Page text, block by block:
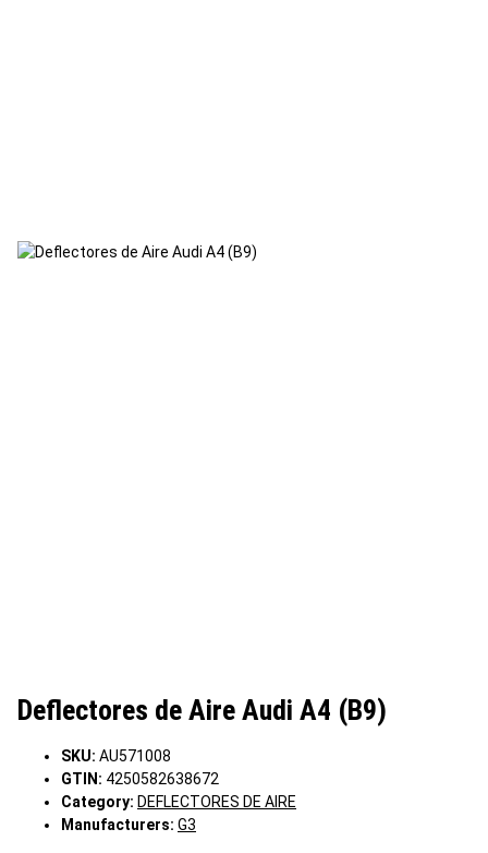
Deflectores de Aire Audi A4 (B9)
SKU: AU571008
GTIN: 4250582638672
Category: DEFLECTORES DE AIRE
Manufacturers: G3